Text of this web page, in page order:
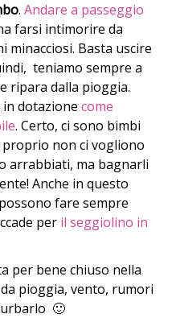
. Andare a passeggio
farsi intimorire da
minacciosi. Basta uscire
teniamo sempre a
ripara dalla pioggia.
in dotazionecome
. Certo, ci sono bimbi
non ci vogliono
arrabbiati, ma bagnarli
Anche in questo
fare sempre
per il seggiolino in
per bene chiuso nella
pioggia, vento, rumori
🙂